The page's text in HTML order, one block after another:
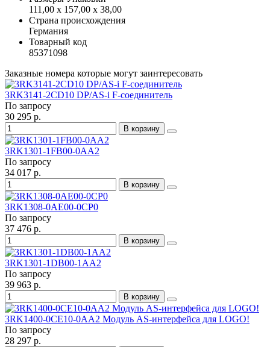
111,00 x 157,00 x 38,00
Страна происхождения
Германия
Товарный код
85371098
Заказные номера которые могут заинтересовать
3RK3141-2CD10 DP/AS-i F-соединитель
По запросу
30 295 р.
В корзину
3RK1301-1FB00-0AA2
По запросу
34 017 р.
В корзину
3RK1308-0AE00-0CP0
По запросу
37 476 р.
В корзину
3RK1301-1DB00-1AA2
По запросу
39 963 р.
В корзину
3RK1400-0CE10-0AA2 Модуль AS-интерфейса для LOGO!
По запросу
28 297 р.